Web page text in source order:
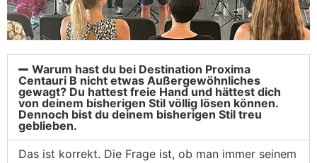
Warum hast du bei Destination Proxima
Centauri B nicht etwas Außergewöhnliches
gewagt? Du hattest freie Hand und hättest dich
von deinem bisherigen Stil völlig lösen können.
Dennoch bist du deinem bisherigen Stil treu
geblieben.
Das ist korrekt. Die Frage ist, ob man immer seinem